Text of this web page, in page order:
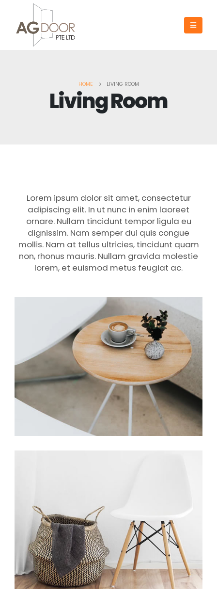
HOME LIVING ROOM
Living Room
Lorem ipsum dolor sit amet, consectetur
adipiscing elit. In ut nunc in enim laoreet
ornare. Nullam tincidunt tempor ligula eu
dignissim. Nam semper dui quis congue
mollis. Nam at tellus ultricies, tincidunt quam
non, rhonus mauris. Nullam gravida molestie
lorem, et euismod metus feugiat ac.